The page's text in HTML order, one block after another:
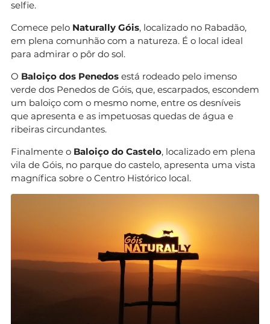
selfie.
Comece pelo Naturally Góis, localizado no Rabadão,
em plena comunhão com a natureza. É o local ideal
para admirar o pôr do sol.
O Baloiço dos Penedos está rodeado pelo imenso
verde dos Penedos de Góis, que, escarpados, escondem
um baloiço com o mesmo nome, entre os desníveis
que apresenta e as impetuosas quedas de água e
ribeiras circundantes.
Finalmente o Baloiço do Castelo, localizado em plena
vila de Góis, no parque do castelo, apresenta uma vista
magnífica sobre o Centro Histórico local.